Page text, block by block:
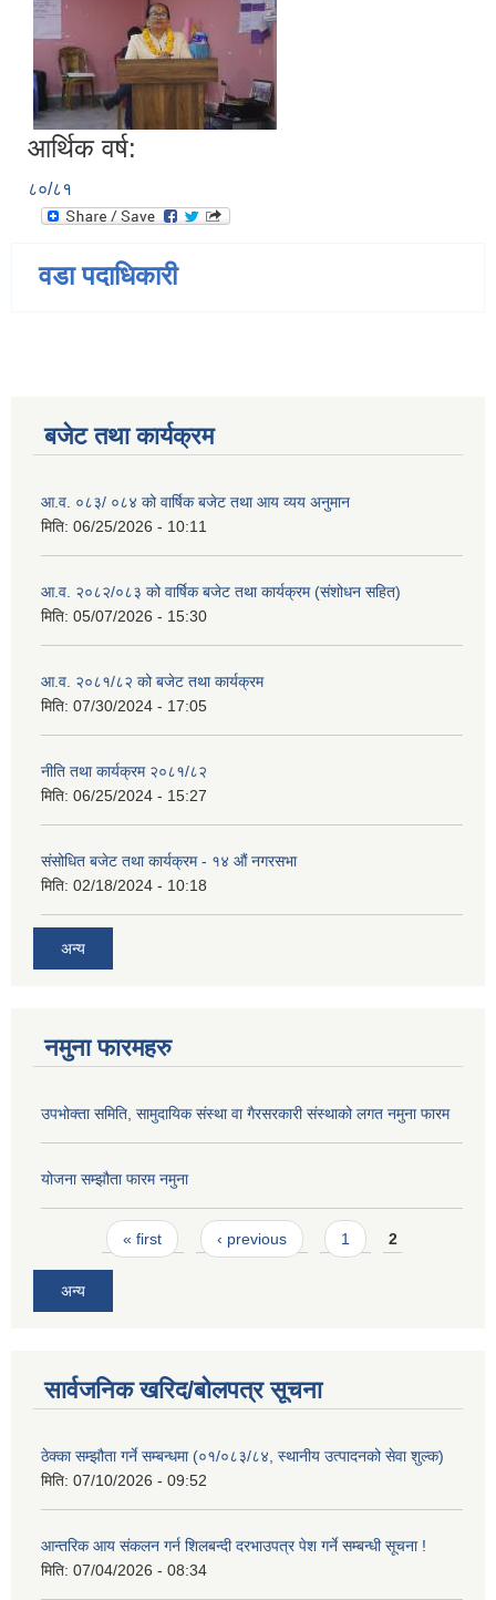
आर्थिक वर्ष:
८०/८१
वडा पदाधिकारी
बजेट तथा कार्यक्रम
आ.व. ०८३/ ०८४ को वार्षिक बजेट तथा आय व्यय अनुमान
मिति: 06/25/2026 - 10:11
आ.व. २०८२/०८३ को वार्षिक बजेट तथा कार्यक्रम (संशोधन सहित)
मिति: 05/07/2026 - 15:30
आ.व. २०८१/८२ को बजेट तथा कार्यक्रम
मिति: 07/30/2024 - 17:05
नीति तथा कार्यक्रम २०८१/८२
मिति: 06/25/2024 - 15:27
संसोधित बजेट तथा कार्यक्रम - १४ औं नगरसभा
मिति: 02/18/2024 - 10:18
अन्य
नमुना फारमहरु
उपभोक्ता समिति, सामुदायिक संस्था वा गैरसरकारी संस्थाको लगत नमुना फारम
योजना सम्झौता फारम नमुना
Pages« first ‹ previous 1 2
अन्य
सार्वजनिक खरिद/बोलपत्र सूचना
ठेक्का सम्झौता गर्ने सम्बन्धमा (०१/०८३/८४, स्थानीय उत्पादनको सेवा शुल्क)
मिति: 07/10/2026 - 09:52
आन्तरिक आय संकलन गर्न शिलबन्दी दरभाउपत्र पेश गर्ने सम्बन्धी सूचना !
मिति: 07/04/2026 - 08:34